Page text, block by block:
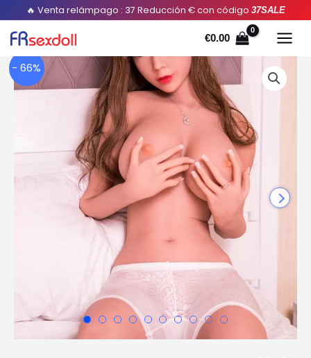
Saltar
contenido
🔥 Venta relámpago : 37 Reducción € con código 37SALE
€0.00
- 66%